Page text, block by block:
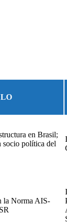
en Brasil;
socio política del
la Norma AIS-